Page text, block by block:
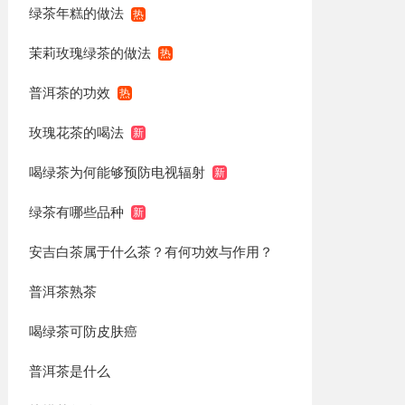
绿茶年糕的做法
茉莉玫瑰绿茶的做法
普洱茶的功效
玫瑰花茶的喝法
喝绿茶为何能够预防电视辐射
绿茶有哪些品种
安吉白茶属于什么茶？有何功效与作用？
普洱茶熟茶
喝绿茶可防皮肤癌
普洱茶是什么